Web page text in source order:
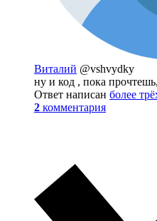
Виталий @vshvydky
ну и код , пока
Ответ написан более
2 комментария